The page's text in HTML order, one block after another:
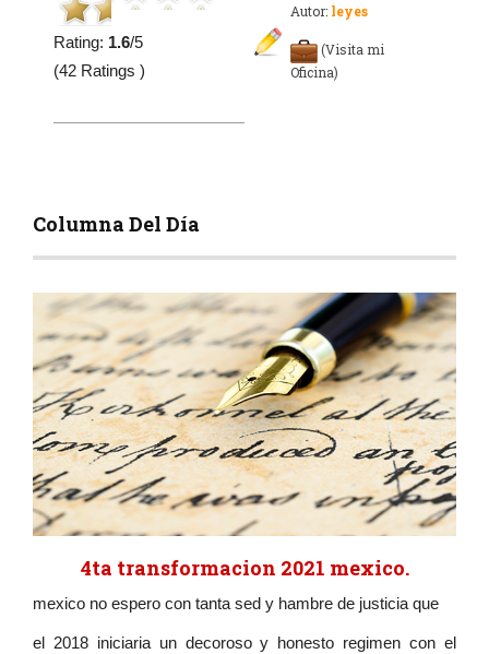
Rating: 1.6/5
(42 Ratings )
Autor:leyes
(Visita mi
Oficina)
Columna Del Día
4ta transformacion 2021 mexico.
mexico no espero con tanta sed y hambre de justicia que
el 2018 iniciaria un decoroso y honesto regimen con el